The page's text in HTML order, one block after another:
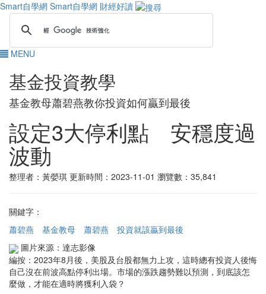
Smart自學網 Smart自學網 財經好讀
MENU
基金投資教學
基金教母蕭碧燕教你投資如何贏到最後
設定3大停利點 安穩度過
波動
整理者：黃嫈琪 更新時間：2023-11-01 瀏覽數：35,841
關鍵字：
蕭碧燕
基金教母
蕭碧燕 投資就該贏到最後
圖片來源：達志影像
編按：2023年8月後，美股及台股都無力上攻，這時總有投資人後悔
自己沒在前波高點停利出場。市場的漲跌趨勢難以預測，到底該怎
麼做，才能在適時將獲利入袋？